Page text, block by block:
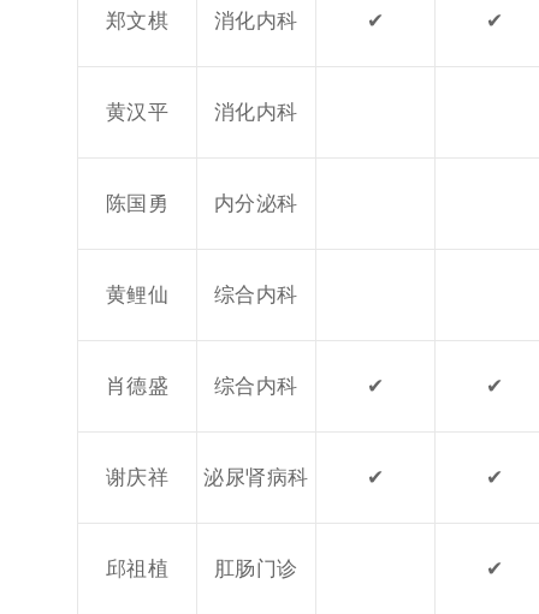
郑文棋 消化内科 ✔ ✔
黄汉平 消化内科
陈国勇 内分泌科
黄鲤仙 综合内科
肖德盛 综合内科 ✔ ✔
谢庆祥 泌尿肾病科 ✔ ✔
邱祖植 肛肠门诊 ✔